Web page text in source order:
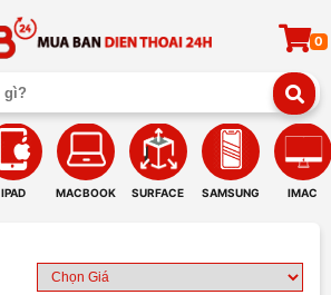
0
IPAD MACBOOK SURFACE SAMSUNG IMAC